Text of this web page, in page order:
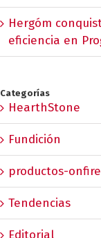
Hergóm
eficiencia en
Categorías
HearthStone
Fundición
productos-onfire
Tendencias
Editorial